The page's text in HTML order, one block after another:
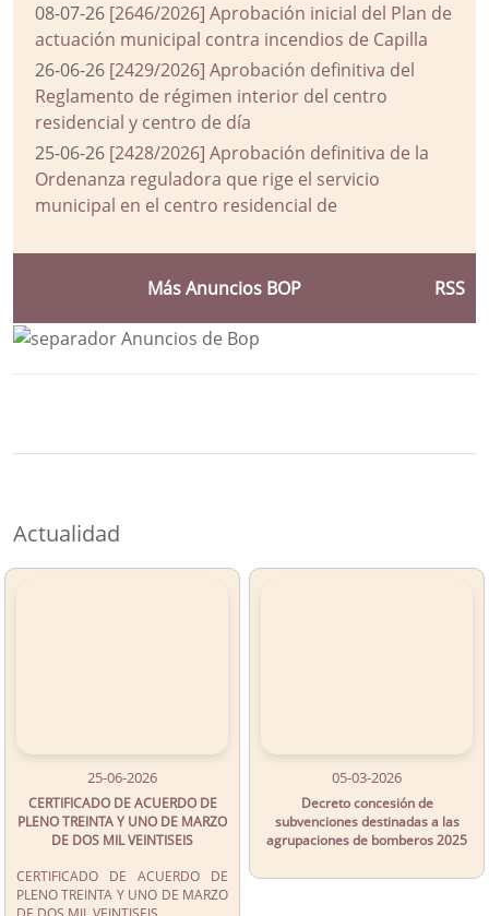
08-07-26 [2646/2026] Aprobación inicial del Plan de
actuación municipal contra incendios de Capilla
26-06-26 [2429/2026] Aprobación definitiva del
Reglamento de régimen interior del centro
residencial y centro de día
25-06-26 [2428/2026] Aprobación definitiva de la
Ordenanza reguladora que rige el servicio
municipal en el centro residencial de
Más Anuncios BOP RSS
Actualidad
25-06-2026
CERTIFICADO DE ACUERDO DE
PLENO TREINTA Y UNO DE MARZO
DE DOS MIL VEINTISEIS
CERTIFICADO DE ACUERDO DE
PLENO TREINTA Y UNO DE MARZO
05-03-2026
Decreto concesión de
subvenciones destinadas a las
agrupaciones de bomberos 2025